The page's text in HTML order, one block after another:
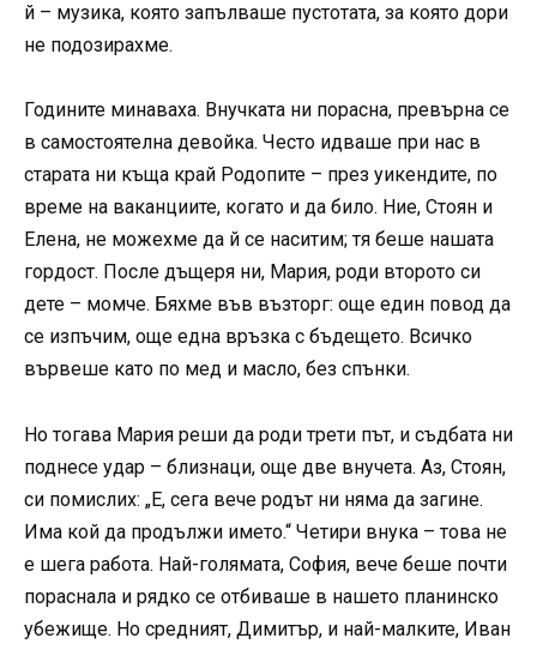
й – музика, която запълваше пустотата, за която дори
не подозирахме.
Годините минаваха. Внучката ни порасна, превърна се
в самостоятелна девойка. Често идваше при нас в
старата ни къща край Родопите – през уикендите, по
време на ваканциите, когато и да било. Ние, Стоян и
Елена, не можехме да й се наситим; тя беше нашата
гордост. После дъщеря ни, Мария, роди второто си
дете – момче. Бяхме във възторг: още един повод да
се изпъчим, още една връзка с бъдещето. Всичко
вървеше като по мед и масло, без спънки.
Но тогава Мария реши да роди трети път, и съдбата ни
поднесе удар – близнаци, още две внучета. Аз, Стоян,
си помислих: „Е, сега вече родът ни няма да загине.
Има кой да продължи името.“ Четири внука – това не
е шега работа. Най-голямата, София, вече беше почти
пораснала и рядко се отбиваше в нашето планинско
убежище. Но средният, Димитър, и най-малките, Иван